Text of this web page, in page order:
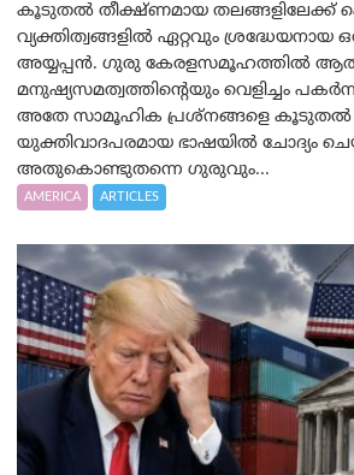
കൂടുതൽ തീക്ഷ്ണമായ
വ്യക്തിത്വങ്ങളിൽ ഏറ്റവും
അയ്യപ്പൻ. ഗുരു കേരളസമൂഹത്തിൽ
മനുഷ്യസമത്വത്തിന്റെയും വെളിച്ചം
അതേ സാമൂഹിക പ്രശ്നങ്ങളെ കൂടുതൽ
യുക്തിവാദപരമായ ഭാഷയിൽ ചോദ്യം
അതുകൊണ്ടുതന്നെ ഗുരുവും...
AMERICA ARTICLES